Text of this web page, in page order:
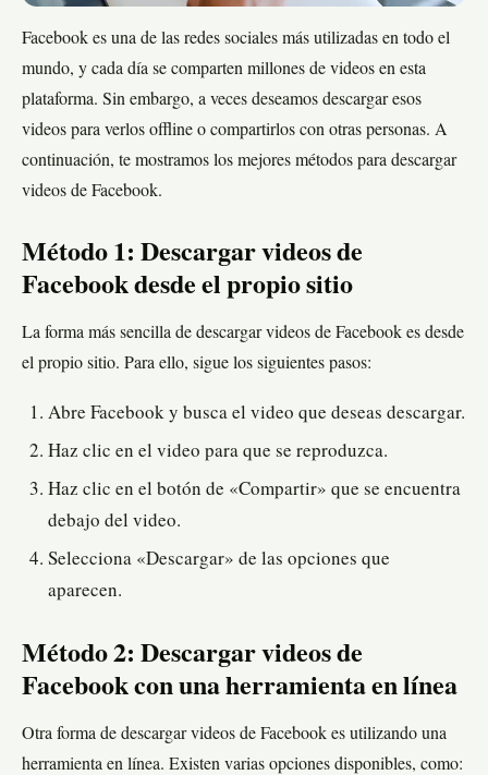
Facebook es una de las redes sociales más utilizadas en todo el
mundo, y cada día se comparten millones de videos en esta
plataforma. Sin embargo, a veces deseamos descargar esos
videos para verlos offline o compartirlos con otras personas. A
continuación, te mostramos los mejores métodos para descargar
videos de Facebook.
Método 1: Descargar videos de
Facebook desde el propio sitio
La forma más sencilla de descargar videos de Facebook es desde
el propio sitio. Para ello, sigue los siguientes pasos:
Abre Facebook y busca el video que deseas descargar.
Haz clic en el video para que se reproduzca.
Haz clic en el botón de «Compartir» que se encuentra
debajo del video.
Selecciona «Descargar» de las opciones que
aparecen.
Método 2: Descargar videos de
Facebook con una herramienta en línea
Otra forma de descargar videos de Facebook es utilizando una
herramienta en línea. Existen varias opciones disponibles, como: